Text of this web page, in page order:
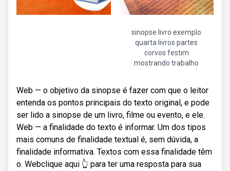
sinopse livro exemplo
quarta livros partes
corvos festim
mostrando trabalho
Web — o objetivo da sinopse é fazer com que o leitor
entenda os pontos principais do texto original, e pode
ser lido a sinopse de um livro, filme ou evento, e ele.
Web — a finalidade do texto é informar. Um dos tipos
mais comuns de finalidade textual é, sem dúvida, a
finalidade informativa. Textos com essa finalidade têm
o. Webclique aqui 👆 para ter uma resposta para sua